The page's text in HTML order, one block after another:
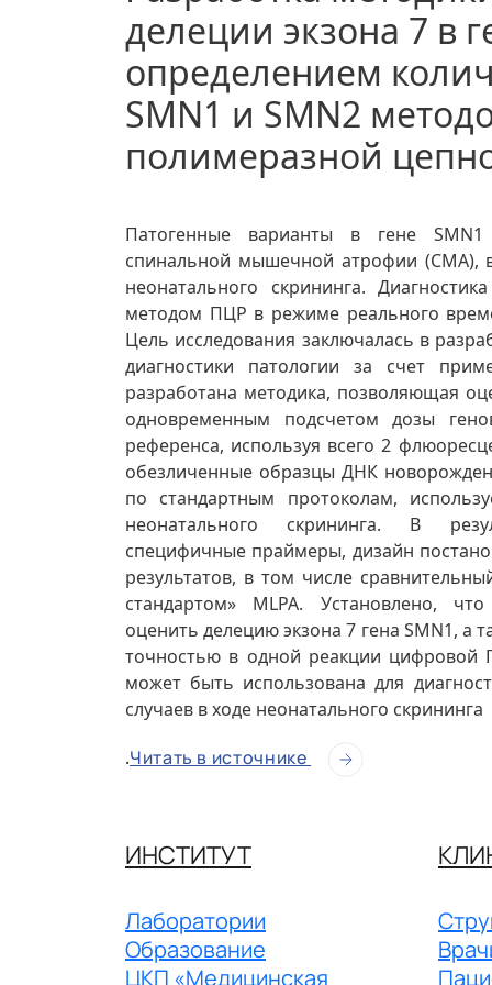
делеции экзона 7 в
определением
SMN1 и SMN2
полимеразной
Патогенные варианты в гене SMN1
спинальной мышечной атрофии (СМА),
неонатального скрининга.
методом ПЦР в режиме реального
Цель исследования заключалась в
диагностики патологии за счет
разработана методика, позволяющая
одновременным подсчетом дозы
референса, используя всего 2
обезличенные образцы ДНК
по стандартным протоколам,
неонатального скрининга. В
специфичные праймеры, дизайн
результатов, в том числе
стандартом» MLPA. Установлено,
оценить делецию экзона 7 гена SMN1, а
точностью в одной реакции цифровой
может быть использована для
случаев в ходе неонатального скрининга
.Читать в источнике
ИНСТИТУТ
Лаборатории
Образование
ЦКП «Медицинская